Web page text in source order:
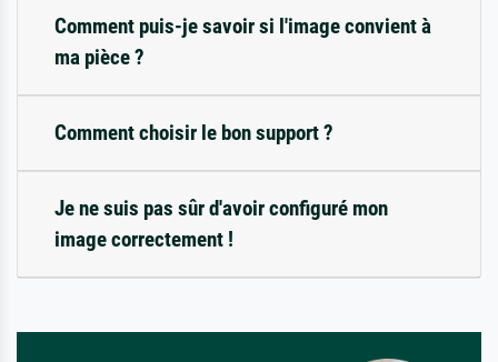
Comment puis-je savoir si l'image convient à
ma pièce ?
Comment choisir le bon support ?
Je ne suis pas sûr d'avoir configuré mon
image correctement !